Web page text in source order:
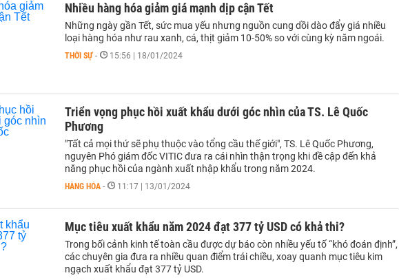
Nhiều hàng hóa giảm giá mạnh dịp cận Tết
Những ngày gần Tết, sức mua yếu nhưng nguồn cung dồi dào đẩy giá nhiều
loại hàng hóa như rau xanh, cá, thịt giảm 10-50% so với cùng kỳ năm ngoái.
THỜI SỰ - 15:56 | 18/01/2024
Triển vọng phục hồi xuất khẩu dưới góc nhìn của TS. Lê Quốc
Phương
"Tất cả mọi thứ sẽ phụ thuộc vào tổng cầu thế giới", TS. Lê Quốc Phương,
nguyên Phó giám đốc VITIC đưa ra cái nhìn thận trọng khi đề cập đến khả
năng phục hồi của ngành xuất nhập khẩu trong năm 2024.
HÀNG HÓA - 11:17 | 13/01/2024
Mục tiêu xuất khẩu năm 2024 đạt 377 tỷ USD có khả thi?
Trong bối cảnh kinh tế toàn cầu được dự báo còn nhiều yếu tố “khó đoán định”,
các chuyên gia đưa ra nhiều quan điểm trái chiều, xoay quanh mục tiêu kim
ngạch xuất khẩu đạt 377 tỷ USD.